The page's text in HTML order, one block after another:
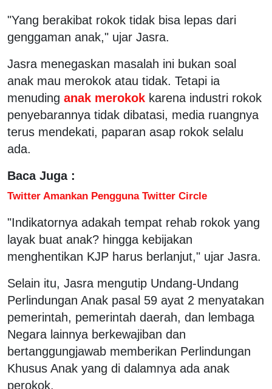
"Yang berakibat rokok tidak bisa lepas dari
genggaman anak," ujar Jasra.
Jasra menegaskan masalah ini bukan soal
anak mau merokok atau tidak. Tetapi ia
menuding anak merokok karena industri rokok
penyebarannya tidak dibatasi, media ruangnya
terus mendekati, paparan asap rokok selalu
ada.
Baca Juga :
Twitter Amankan Pengguna Twitter Circle
"Indikatornya adakah tempat rehab rokok yang
layak buat anak? hingga kebijakan
menghentikan KJP harus berlanjut," ujar Jasra.
Selain itu, Jasra mengutip Undang-Undang
Perlindungan Anak pasal 59 ayat 2 menyatakan
pemerintah, pemerintah daerah, dan lembaga
Negara lainnya berkewajiban dan
bertanggungjawab memberikan Perlindungan
Khusus Anak yang di dalamnya ada anak
perokok.